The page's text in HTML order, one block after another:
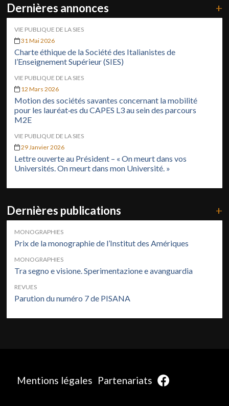
Dernières annonces +
VIE PUBLIQUE DE LA SIES
31 Mai 2026
Charte éthique de la Société des Italianistes de
l’Enseignement Supérieur (SIES)
VIE PUBLIQUE DE LA SIES
12 Mars 2026
Motion des sociétés savantes concernant la mobilité
pour les lauréat·es du CAPES L3 au sein des parcours
M2E
VIE PUBLIQUE DE LA SIES
29 Janvier 2026
Lettre ouverte au Président – « On meurt dans vos
Universités. On meurt dans mon Université. »
Dernières publications +
MONOGRAPHIES
Prix de la monographie de l’Institut des Amériques
MONOGRAPHIES
Tra segno e visione. Sperimentazione e avanguardia
REVUES
Parution du numéro 7 de PISANA
Mentions légales Partenariats